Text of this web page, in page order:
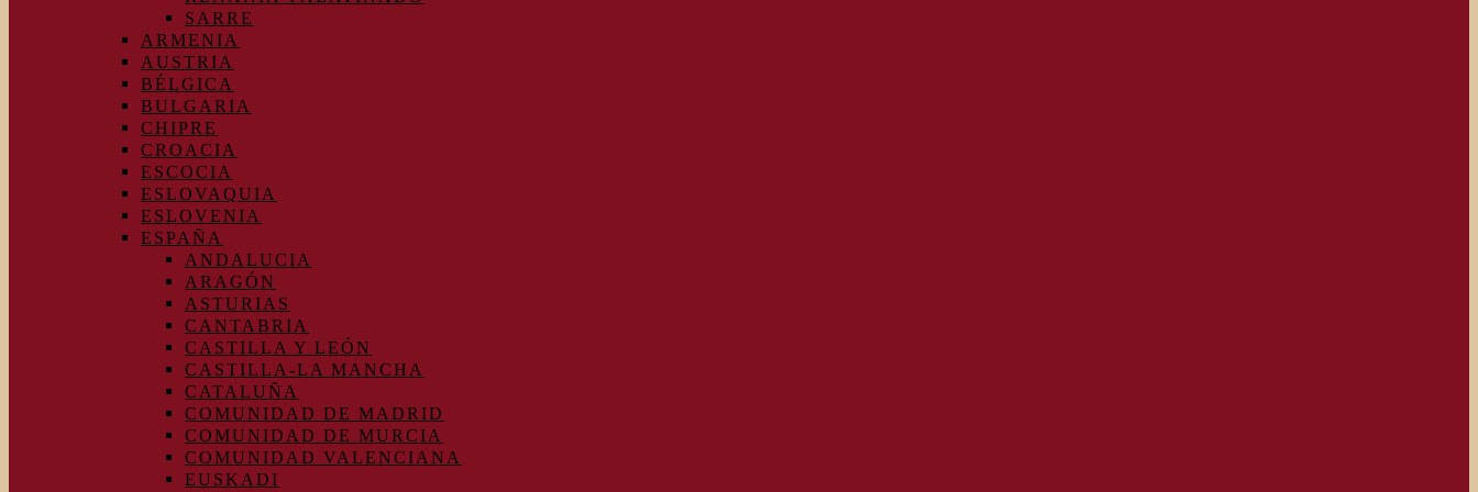
SARRE
ARMENIA
AUSTRIA
BÉLGICA
BULGARIA
CHIPRE
CROACIA
ESCOCIA
ESLOVAQUIA
ESLOVENIA
ESPAÑA
ANDALUCIA
ARAGÓN
ASTURIAS
CANTABRIA
CASTILLA Y LEÓN
CASTILLA-LA MANCHA
CATALUÑA
COMUNIDAD DE MADRID
COMUNIDAD DE MURCIA
COMUNIDAD VALENCIANA
EUSKADI